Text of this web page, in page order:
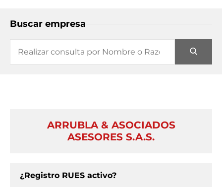
Buscar empresa
ARRUBLA & ASOCIADOS
ASESORES S.A.S.
¿Registro RUES activo?